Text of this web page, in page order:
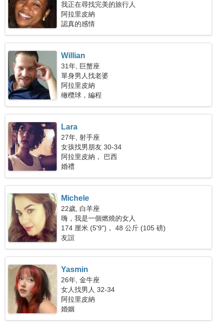
我正在尋找完美的旅行人
阿拉里皮納
認真的感情
Willian
31年, 巨蟹座
單身男人找老婆
阿拉里皮納
橄欖球，編程
Lara
27年, 射手座
女孩找男朋友 30-34
阿拉里皮納， 巴西
婚禮
Michele
22歲, 白羊座
嗨，我是一個燃燒的女人
174 厘米 (5'9")， 48 公斤 (105 磅)
友誼
Yasmin
26年, 金牛座
女人找男人 32-34
阿拉里皮納
婚姻